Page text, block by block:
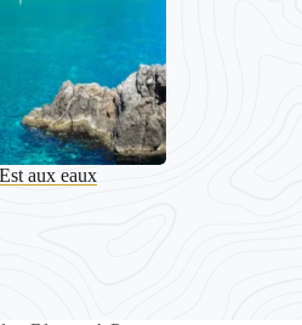
aux eaux